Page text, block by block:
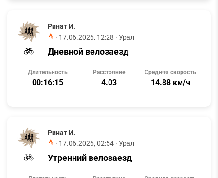
Ринат И.
· 17.06.2026, 12:28 · Урал
Дневной велозаезд
Длительность
00:16:15
Расстояние
4.03
Средняя скорость
14.88 км/ч
Ринат И.
· 17.06.2026, 02:54 · Урал
Утренний велозаезд